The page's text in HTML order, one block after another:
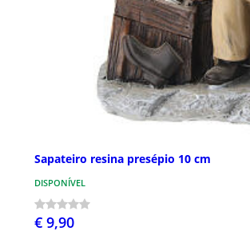
Sapateiro resina presépio 10 cm
DISPONÍVEL
€ 9,90